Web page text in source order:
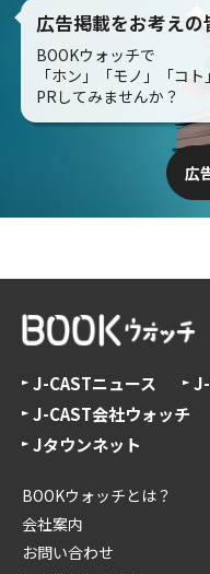
広告掲載をお考えの
BOOKウォッチで
「ホン」「モノ」「コト
PRしてみませんか？
広
J-CASTニュース
J-CAST会社ウォッチ
Jタウンネット
BOOKウォッチとは？
会社案内
お問い合わせ